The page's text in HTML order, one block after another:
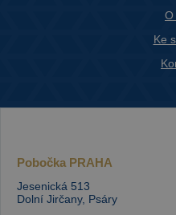
O
Ke
Pobočka PRAHA
Jesenická 513
Dolní Jirčany, Psáry